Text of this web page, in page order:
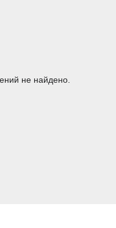
не найдено.